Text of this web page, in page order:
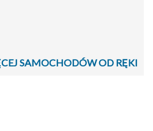
SAMOCHODÓW OD RĘKI